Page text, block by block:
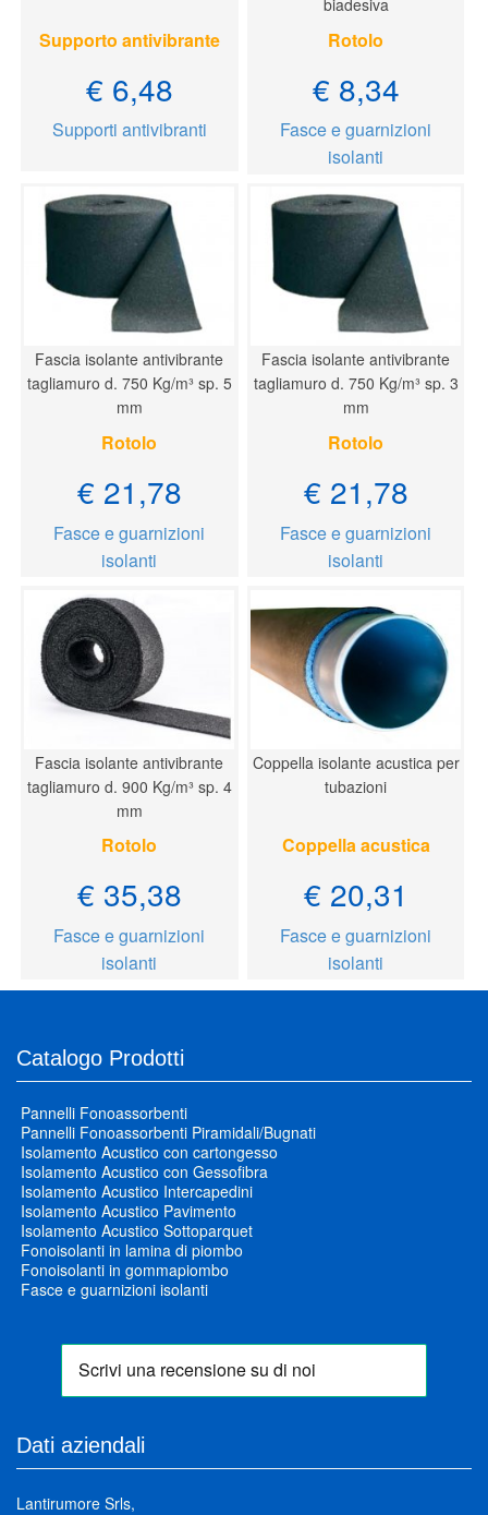
Supporto antivibrante
€ 6,48
Supporti antivibranti
Rotolo
€ 8,34
Fasce e guarnizioni
isolanti
Fascia isolante antivibrante
tagliamuro d. 750 Kg/m³ sp. 5
mm
Rotolo
€ 21,78
Fasce e guarnizioni
isolanti
Fascia isolante antivibrante
tagliamuro d. 750 Kg/m³ sp. 3
mm
Rotolo
€ 21,78
Fasce e guarnizioni
isolanti
Fascia isolante antivibrante
tagliamuro d. 900 Kg/m³ sp. 4
mm
Rotolo
€ 35,38
Fasce e guarnizioni
isolanti
Coppella isolante acustica per
tubazioni
Coppella acustica
€ 20,31
Fasce e guarnizioni
isolanti
Catalogo Prodotti
Pannelli Fonoassorbenti
Pannelli Fonoassorbenti Piramidali/Bugnati
Isolamento Acustico con cartongesso
Isolamento Acustico con Gessofibra
Isolamento Acustico Intercapedini
Isolamento Acustico Pavimento
Isolamento Acustico Sottoparquet
Fonoisolanti in lamina di piombo
Fonoisolanti in gommapiombo
Fasce e guarnizioni isolanti
Dati aziendali
Lantirumore Srls,